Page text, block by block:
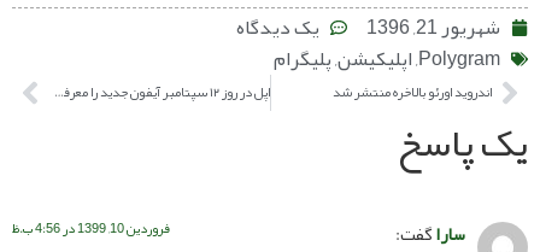
1396
یک دیدگاه
,اپلیکیشن,پلیگرام
اورئو بالاخره منتشر شد اپل در روز ۱۲ سپتامبر آیفون جدید را معرفی خواهد کرد
ساراگفت: